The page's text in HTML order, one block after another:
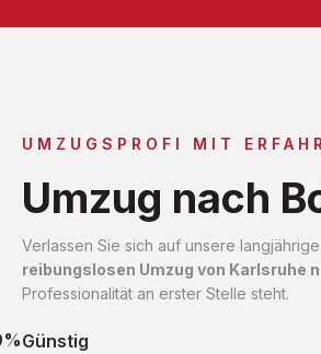
UMZUGSPROFI MIT
Umzug nach
Verlassen Sie sich auf unsere
reibungslosen Umzug von Karlsruhe
Professionalität an erster Stelle steht.
Günstig